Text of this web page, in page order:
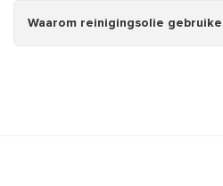
Waarom reinigingsolie